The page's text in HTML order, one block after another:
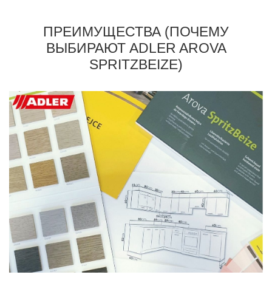
ПРЕИМУЩЕСТВА (ПОЧЕМУ
ВЫБИРАЮТ ADLER AROVA
SPRITZBEIZE)